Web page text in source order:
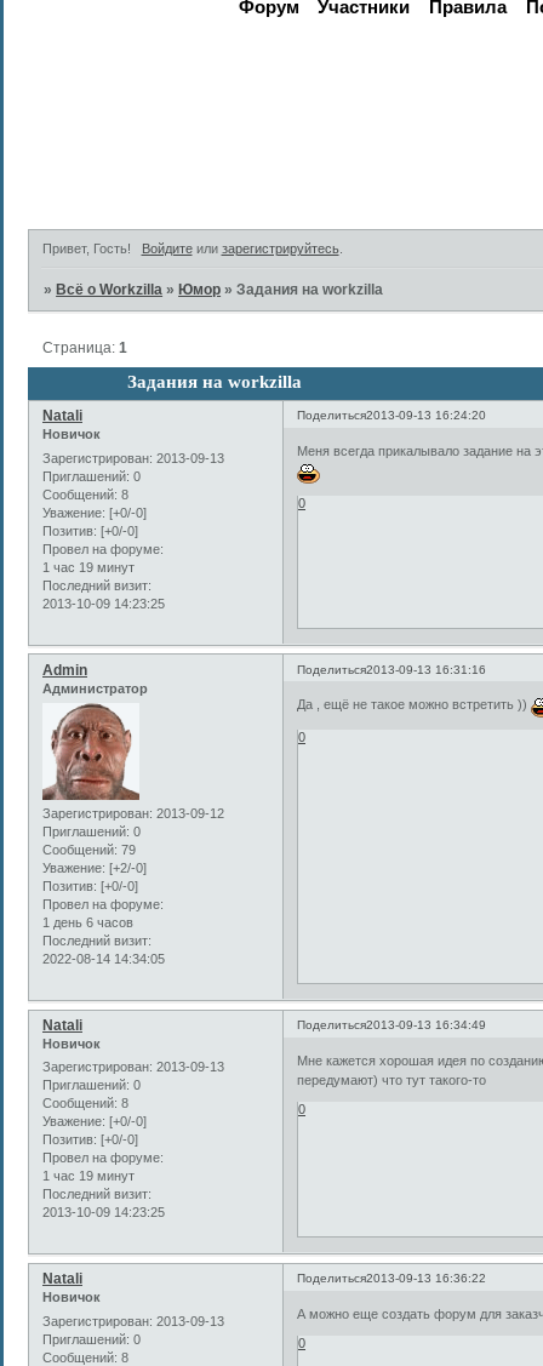
Форум Участники Правила
Привет, Гость! Войдитеили зарегистрируйтесь.
» Всё о Workzilla » Юмор »Задания на workzilla
Задания на workzilla
Страница:1
Поделиться2013-09-13 16:24:20
Natali
Новичок
Зарегистрирован: 2013-09-13
Приглашений: 0
Сообщений: 8
Уважение: [+0/-0]
Позитив: [+0/-0]
Провел на форуме:
1 час 19 минут
Последний визит:
2013-10-09 14:23:25
Меня всегда прикалывало задание на
0
Поделиться2013-09-13 16:31:16
Admin
Администратор
Зарегистрирован: 2013-09-12
Приглашений: 0
Сообщений: 79
Уважение: [+2/-0]
Позитив: [+0/-0]
Провел на форуме:
1 день 6 часов
Последний визит:
2022-08-14 14:34:05
Да , ещё не такое можно встретить ))
0
Поделиться2013-09-13 16:34:49
Natali
Новичок
Зарегистрирован: 2013-09-13
Приглашений: 0
Сообщений: 8
Уважение: [+0/-0]
Позитив: [+0/-0]
Провел на форуме:
1 час 19 минут
Последний визит:
2013-10-09 14:23:25
Мне кажется хорошая идея по
передумают) что тут такого-то
0
Поделиться2013-09-13 16:36:22
Natali
Новичок
Зарегистрирован: 2013-09-13
Приглашений: 0
Сообщений: 8
А можно еще создать форум для
0